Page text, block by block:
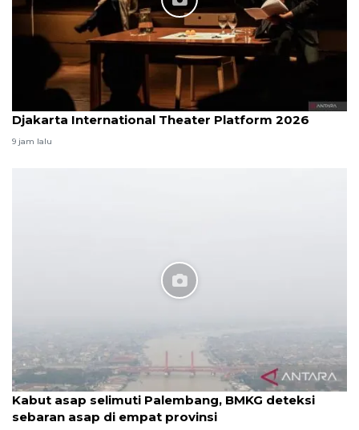
Djakarta International Theater Platform 2026
9 jam lalu
Kabut asap selimuti Palembang, BMKG deteksi
sebaran asap di empat provinsi